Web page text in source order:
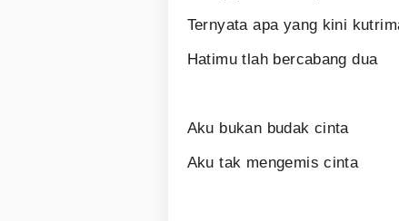
Ternyata apa yang kini
Hatimu tlah bercabang dua
Aku bukan budak cinta
Aku tak mengemis cinta